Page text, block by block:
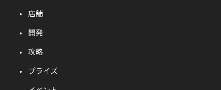
店舗
開発
攻略
プライズ